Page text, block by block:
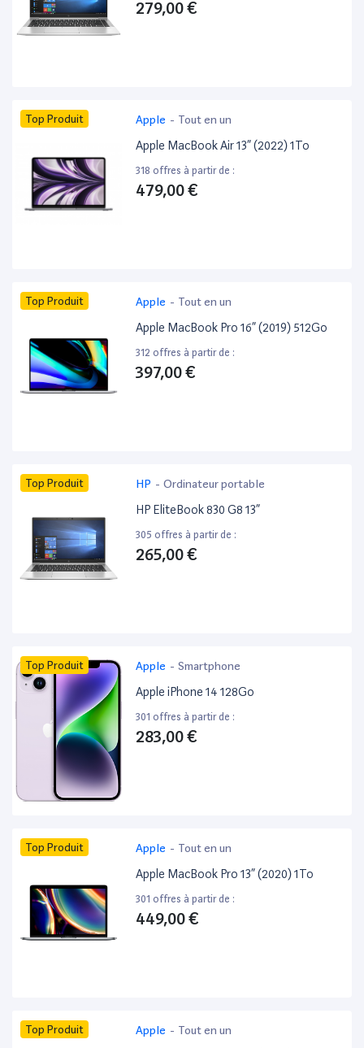
279,00 €
Top Produit Apple - Tout en un
Apple MacBook Air 13” (2022) 1To
318 offres à partir de :
479,00 €
Top Produit Apple - Tout en un
Apple MacBook Pro 16” (2019) 512Go
312 offres à partir de :
397,00 €
Top Produit HP - Ordinateur portable
HP EliteBook 830 G8 13”
305 offres à partir de :
265,00 €
Top Produit Apple - Smartphone
Apple iPhone 14 128Go
301 offres à partir de :
283,00 €
Top Produit Apple - Tout en un
Apple MacBook Pro 13” (2020) 1To
301 offres à partir de :
449,00 €
Top Produit Apple - Tout en un